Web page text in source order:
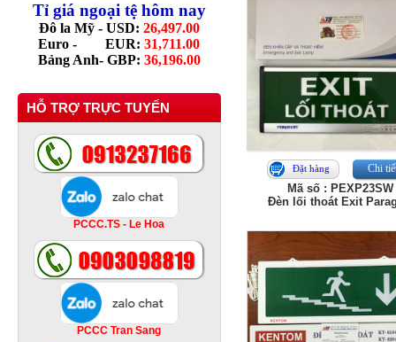
Tỉ giá ngoại tệ hôm nay
Đô la Mỹ - USD: 26,497.00
Euro - EUR: 31,711.00
Bảng Anh- GBP: 36,196.00
HỖ TRỢ TRỰC TUYẾN
PCCC.TS - Le Hoa
PCCC Tran Sang
Đặt hàng Chi
Mã số : PEXP23SW
Đèn lối thoát Exit